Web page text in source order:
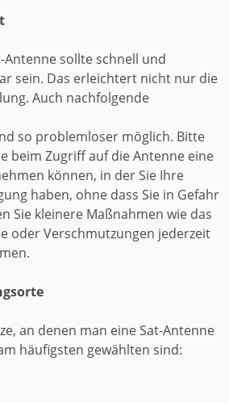
sollte schnell und
sein. Das erleichtert nicht nur die
Auch nachfolgende
so problemloser möglich. Bitte
beim Zugriff auf die Antenne eine
können, in der Sie Ihre
haben, ohne dass Sie in Gefahr
Sie kleinere Maßnahmen wie das
oder Verschmutzungen jederzeit
an denen man eine Sat-Antenne
häufigsten gewählten sind: